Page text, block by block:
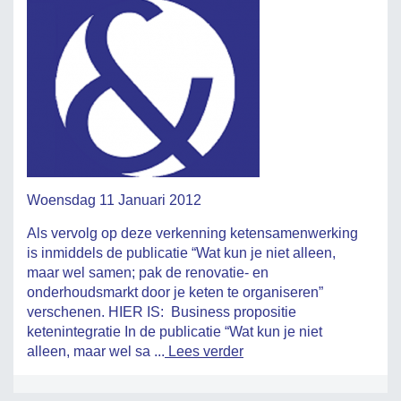
Woensdag 11 Januari 2012
Als vervolg op deze verkenning ketensamenwerking
is inmiddels de publicatie “Wat kun je niet alleen,
maar wel samen; pak de renovatie- en
onderhoudsmarkt door je keten te organiseren”
verschenen. HIER IS: Business propositie
ketenintegratie In de publicatie “Wat kun je niet
alleen, maar wel sa ... Lees verder